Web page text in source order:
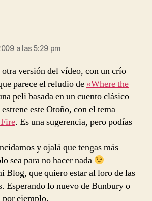
a las 5:29 pm
versión del vídeo, con un crío
parece el reludio de «Where the
peli basada en un cuento clásico
este Otoño, con el tema
. Es una sugerencia, pero podías
y ojalá que tengas más
sea para no hacer nada
Blog, que quiero estar al loro de las
Esperando lo nuevo de Bunbury o